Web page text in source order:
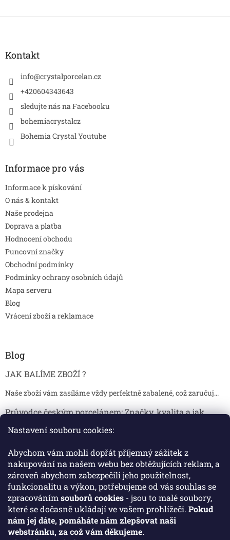
Nastavení souboru cookies:
Abychom vám mohli dopřát příjemný zážitek z
nakupování na našem webu bez obtěžujících reklam, a
zároveň abychom zabezpečili jeho použitelnost,
funkcionalitu a výkon, potřebujeme od vás souhlas se
zpracováním souborů cookies - jsou to malé soubory,
které se dočasně ukládají ve vašem prohlížeči. Pokud
nám jej dáte, pomáháte nám zlepšovat naši
webstránku, za což vám děkujeme.
Z
Kontakt
info@crystalporcelan.cz
+420604343643
sledujte nás na Facebooku
bohemiacrystalcz
Bohemia Crystal Youtube
Informace pro vás
Informace k pískování
O nás & kontakt
Naše prodejna
Doprava a platba
Hodnocení obchodu
Puncovní značky
Obchodní podmínky
Podmínky ochrany osobních údajů
Mapa serveru
Blog
Vrácení zboží a reklamace
Blog
JAK BALÍME ZBOŽÍ ?
Naše zboží vám zasíláme vždy perfektně zabalené, což zaručuj...
Průvodce českým porcelánem: Značky, kvalita a jak
Jak skladovat broušené sklenice, aby se nepoškodily?
Broušené sklenice jsou symbolem elegance, tradice a luxusu. ...
Facebook